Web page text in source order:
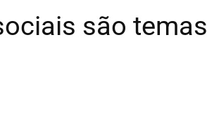
são temas